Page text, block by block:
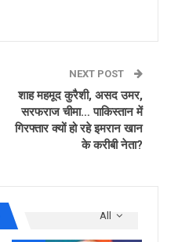
NEXT POST
शाह महमूद कुरैशी, असद उमर,
सरफराज चीमा… पाकिस्तान में
गिरफ्तार क्यों हो रहे इमरान खान
के करीबी नेता?
All